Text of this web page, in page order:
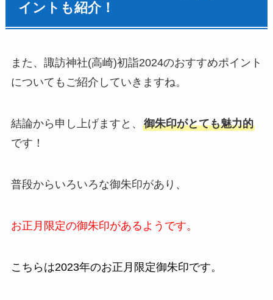
イントも紹介！
また、諏訪神社(高崎)初詣2024のおすすめポイント
についてもご紹介していきますね。
結論から申し上げますと、 御朱印がとても魅力的
です！
普段からいろいろな御朱印があり、
お正月限定の御朱印があるようです。
こちらは2023年のお正月限定御朱印です。